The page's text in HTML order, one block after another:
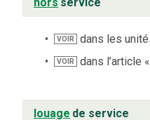
VOIR dans les
VOIR dans l’article «
louage de service